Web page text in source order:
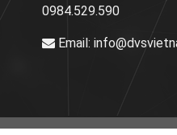
0984.529.590
Email: